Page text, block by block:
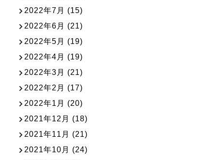
2022年7月 (15)
2022年6月 (21)
2022年5月 (19)
2022年4月 (19)
2022年3月 (21)
2022年2月 (17)
2022年1月 (20)
2021年12月 (18)
2021年11月 (21)
2021年10月 (24)